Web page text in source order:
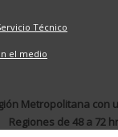
Técnico
el medio
Metropolitana con
Regiones de 48 a 72